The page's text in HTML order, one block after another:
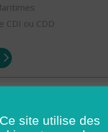
CDI ou CDD
(H/F)
CDI ou CDD
Ce site utilise des